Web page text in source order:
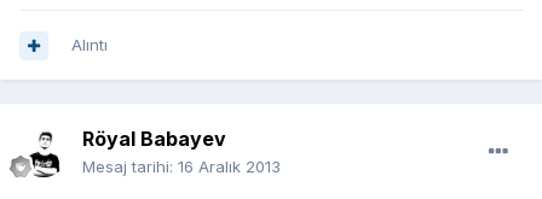
Alıntı
Röyal Babayev
Mesaj tarihi: 16 Aralık 2013